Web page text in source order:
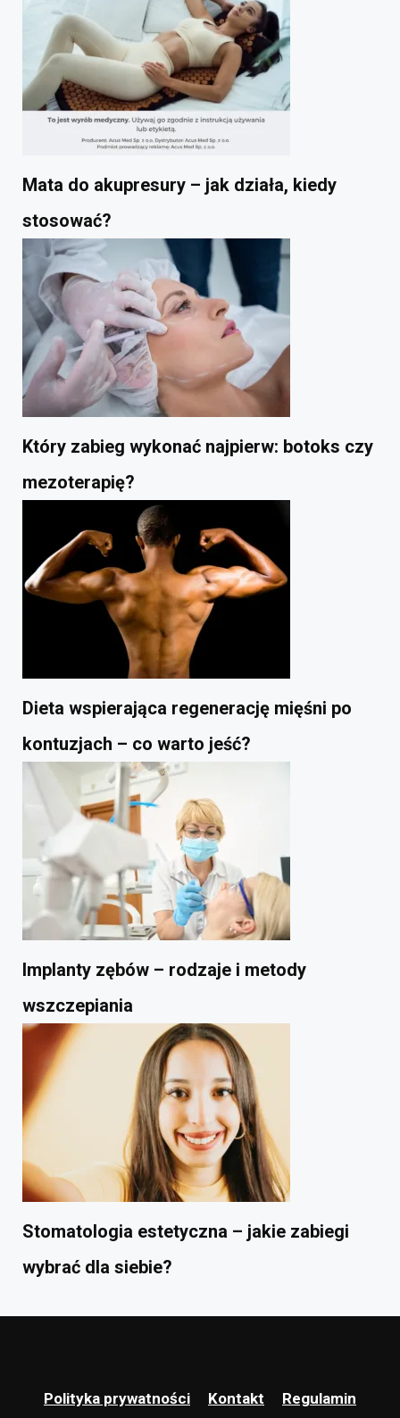
Mata do akupresury – jak działa, kiedy
stosować?
Który zabieg wykonać najpierw: botoks czy
mezoterapię?
Dieta wspierająca regenerację mięśni po
kontuzjach – co warto jeść?
Implanty zębów – rodzaje i metody
wszczepiania
Stomatologia estetyczna – jakie zabiegi
wybrać dla siebie?
Polityka prywatności Kontakt Regulamin